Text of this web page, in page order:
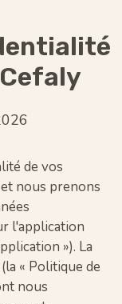
de vos
nous prenons
l'application
»). La
« Politique de
nous